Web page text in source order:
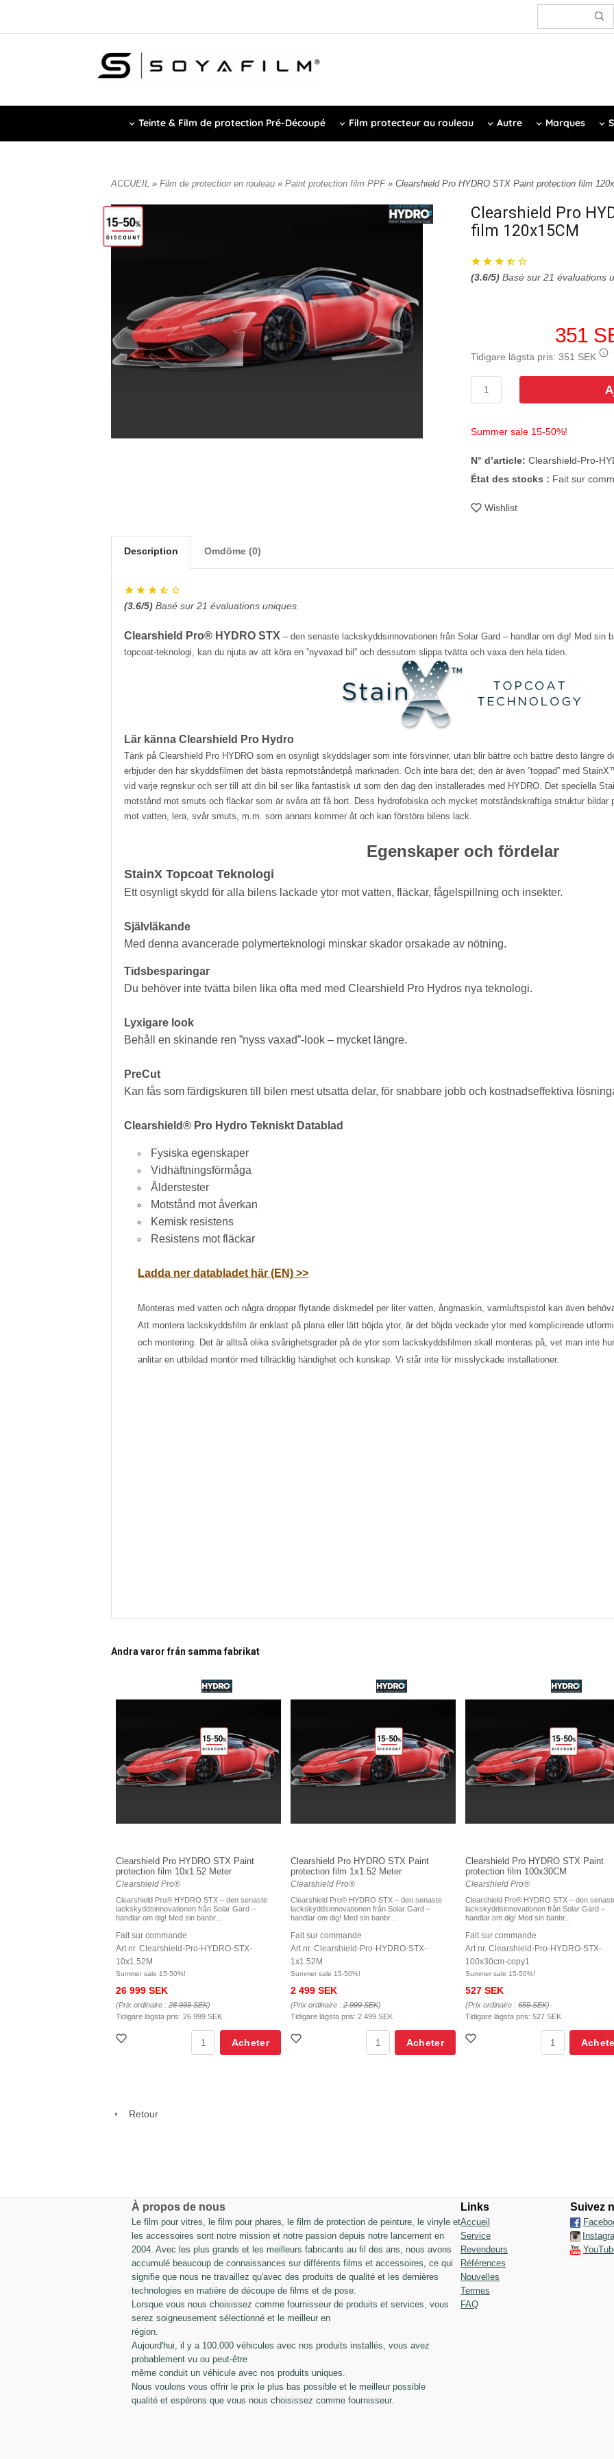
Teinte & Film de protection Pré-Découpé Film protecteur au rouleau Autre Marques
ACCUEIL » Film de protection en rouleau » Paint protection film PPF » Clearshield Pro HYDRO STX Paint protection film
Clearshield Pro
film 120x15CM
(3.6/5) Basé sur 21 évaluations
351
Tidigare lägsta pris: 351 SEK
Summer sale 15-50%!
N° d’article: Clearshield-Pro-
État des stocks : Fait sur
Wishlist
Description Omdöme (0)
(3.6/5) Basé sur 21 évaluations uniques.
Clearshield Pro® HYDRO STX – den senaste lackskyddsinnovationen från Solar Gard – handlar om dig! Med sin
topcoat-teknologi, kan du njuta av att köra en ”nyvaxad bil” och dessutom slippa tvätta och vaxa den hela tiden.
Lär känna Clearshield Pro Hydro
Tänk på Clearshield Pro HYDRO som en osynligt skyddslager som inte försvinner, utan blir bättre och bättre desto längre
erbjuder den här skyddsfilmen det bästa repmotståndetpå marknaden. Och inte bara det; den är även ”toppad” med
vid varje regnskur och ser till att din bil ser lika fantastisk ut som den dag den installerades med HYDRO. Det speciella
motstånd mot smuts och fläckar som är svåra att få bort. Dess hydrofobiska och mycket motståndskraftiga struktur bildar
mot vatten, lera, svår smuts, m.m. som annars kommer åt och kan förstöra bilens lack.
Egenskaper och fördelar
StainX Topcoat Teknologi
Ett osynligt skydd för alla bilens lackade ytor mot vatten, fläckar, fågelspillning och insekter.
Självläkande
Med denna avancerade polymerteknologi minskar skador orsakade av nötning.
Tidsbesparingar
Du behöver inte tvätta bilen lika ofta med med Clearshield Pro Hydros nya teknologi.
Lyxigare look
Behåll en skinande ren ”nyss vaxad”-look – mycket längre.
PreCut
Kan fås som färdigskuren till bilen mest utsatta delar, för snabbare jobb och kostnadseffektiva
Clearshield® Pro Hydro Tekniskt Datablad
Fysiska egenskaper
Vidhäftningsförmåga
Ålderstester
Motstånd mot åverkan
Kemisk resistens
Resistens mot fläckar
Ladda ner databladet här (EN) >>
Monteras med vatten och några droppar flytande diskmedel per liter vatten, ångmaskin, varmluftspistol kan även
Att montera lackskyddsfilm är enklast på plana eller lätt böjda ytor, är det böjda veckade ytor med komplicireade
och montering. Det är alltså olika svårighetsgrader på de ytor som lackskyddsfilmen skall monteras på, vet man inte
anlitar en utbildad montör med tillräcklig händighet och kunskap. Vi står inte för misslyckade installationer.
Andra varor från samma fabrikat
Clearshield Pro HYDRO STX Paint
protection film 10x1.52 Meter
Clearshield Pro®
Clearshield Pro® HYDRO STX – den senaste
lackskyddsinnovationen från Solar Gard –
handlar om dig! Med sin banbr...
Fait sur commande
Art nr. Clearshield-Pro-HYDRO-STX-
10x1.52M
Summer sale 15-50%!
26 999 SEK
(Prix ordinaire : 28 999 SEK)
Tidigare lägsta pris: 26 999 SEK
Acheter
Clearshield Pro HYDRO STX Paint
protection film 1x1.52 Meter
Clearshield Pro®
Clearshield Pro® HYDRO STX – den senaste
lackskyddsinnovationen från Solar Gard –
handlar om dig! Med sin banbr...
Fait sur commande
Art nr. Clearshield-Pro-HYDRO-STX-
1x1.52M
Summer sale 15-50%!
2 499 SEK
(Prix ordinaire : 2 999 SEK)
Tidigare lägsta pris: 2 499 SEK
Acheter
Clearshield Pro HYDRO STX Paint
protection film 100x30CM
Clearshield Pro®
Clearshield Pro® HYDRO STX – den
lackskyddsinnovationen från Solar Gard –
handlar om dig! Med sin banbr...
Fait sur commande
Art nr. Clearshield-Pro-HYDRO-STX-
100x30cm-copy1
Summer sale 15-50%!
527 SEK
(Prix ordinaire : 659 SEK)
Tidigare lägsta pris: 527 SEK
Retour
À propos de nous
Le film pour vitres, le film pour phares, le film de protection de peinture, le vinyle et
les accessoires sont notre mission et notre passion depuis notre lancement en
2004. Avec les plus grands et les meilleurs fabricants au fil des ans, nous avons
accumulé beaucoup de connaissances sur différents films et accessoires, ce qui
signifie que nous ne travaillez qu'avec des produits de qualité et les dernières
technologies en matière de découpe de films et de pose.
Lorsque vous nous choisissez comme fournisseur de produits et services, vous
serez soigneusement sélectionné et le meilleur en
région.
Aujourd'hui, il y a 100.000 véhicules avec nos produits installés, vous avez
probablement vu ou peut-être
même conduit un véhicule avec nos produits uniques.
Nous voulons vous offrir le prix le plus bas possible et le meilleur possible
qualité et espérons que vous nous choisissez comme fournisseur.
Links
Accueil
Service
Revendeurs
Références
Nouvelles
Termes
FAQ
Suivez